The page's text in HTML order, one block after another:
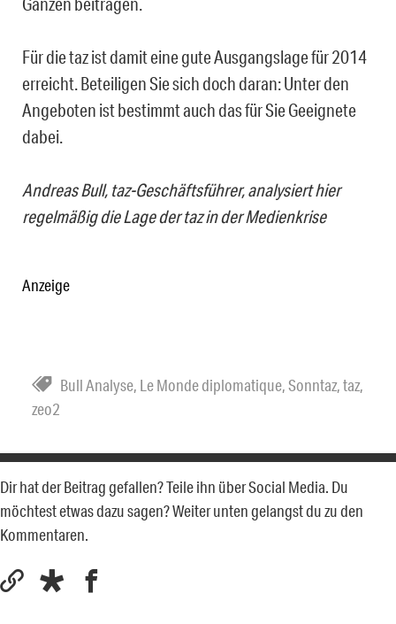
Für die taz ist damit eine gute Ausgangslage für 2014
erreicht. Beteiligen Sie sich doch daran: Unter den
Angeboten ist bestimmt auch das für Sie Geeignete
dabei.
Andreas Bull, taz-Geschäftsführer, analysiert hier
regelmäßig die Lage der taz in der Medienkrise
Anzeige
Bull Analyse, Le Monde diplomatique,Sonntaz,taz,
zeo2
Dir hat der Beitrag gefallen? Teile ihn über Social Media. Du
möchtest etwas dazu sagen? Weiter unten gelangst du zu den
Kommentaren.